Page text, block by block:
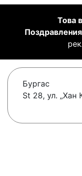
Това
Бургас
St 28, ул. „Хан